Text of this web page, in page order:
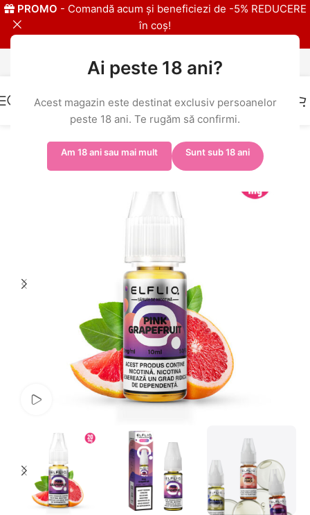
Ai peste 18 ani?
Acest magazin este destinat exclusiv persoanelor
peste 18 ani. Te rugăm să confirmi.
Am 18 ani sau mai mult Sunt sub 18 ani
PROMO - Comandă acum și beneficiezi de -5% REDUCERE
în coș!
IMPORTATOR EXLCUSIV ELFBAR
Shop/ELFBAR ELFLIQ/ELFLIQ 20mg